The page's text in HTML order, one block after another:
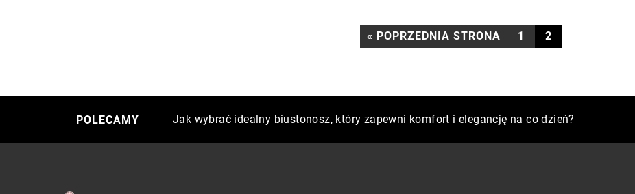
« POPRZEDNIA STRONA 1 2
POLECAMY Jak retinol wpływa na proces regeneracji skóry?
Jak wybrać idealny biustonosz, który zapewni komfort i elegancję na co dzień?
Sekrety zdrowej i promiennej skóry: jak wybrać odpowiednią pielęgnację na każdą porę roku